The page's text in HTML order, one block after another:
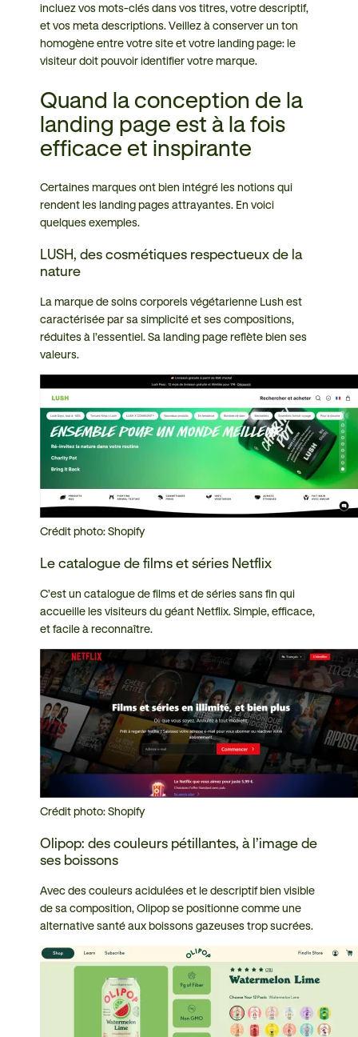
incluez vos mots-clés dans vos titres, votre descriptif,
et vos meta descriptions. Veillez à conserver un ton
homogène entre votre site et votre landing page: le
visiteur doit pouvoir identifier votre marque.
Quand la conception de la
landing page est à la fois
efficace et inspirante
Certaines marques ont bien intégré les notions qui
rendent les landing pages attrayantes. En voici
quelques exemples.
LUSH, des cosmétiques respectueux de la
nature
La marque de soins corporels végétarienne Lush est
caractérisée par sa simplicité et ses compositions,
réduites à l’essentiel. Sa landing page reflète bien ses
valeurs.
Crédit photo: Shopify
Le catalogue de films et séries Netflix
C’est un catalogue de films et de séries sans fin qui
accueille les visiteurs du géant Netflix. Simple, efficace,
et facile à reconnaître.
Crédit photo: Shopify
Olipop: des couleurs pétillantes, à l’image de
ses boissons
Avec des couleurs acidulées et le descriptif bien visible
de sa composition, Olipop se positionne comme une
alternative santé aux boissons gazeuses trop sucrées.